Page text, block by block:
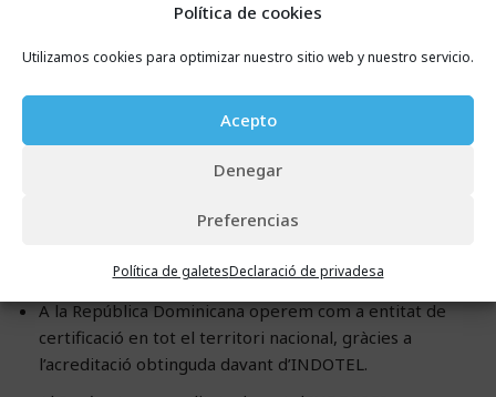
Política de cookies
Utilizamos cookies para optimizar nuestro sitio web y nuestro servicio.
Acepto
Denegar
Preferencias
Política de galetesDeclaració de privadesa
Comissió de Prevenció del Blanqueig de Capitals i
també és conforme a la normativa eIDAS.
Formem part de la llista de confiança de prestadors de
serveis electrònics de confiança (TSL) corresponent als
confiança qualificats i que estan establerts i supervisats
electrònic certificatqualificat.
A la República Dominicana operem com a entitat de
certificació en tot el territori nacional, gràcies a
l’acreditació obtinguda davant d’INDOTEL.